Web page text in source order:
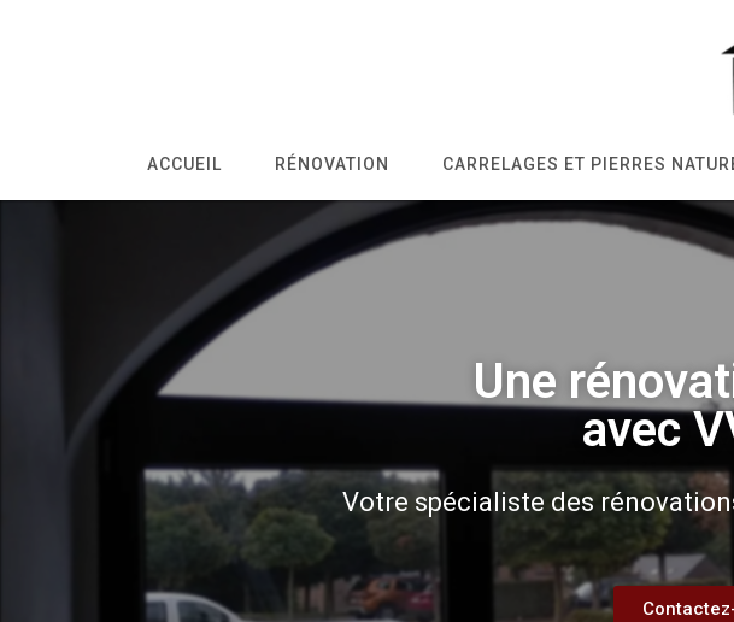
ACCUEIL RÉNOVATION CARRELAGES ET PIERRES
Une
avec
Votre spécialiste des